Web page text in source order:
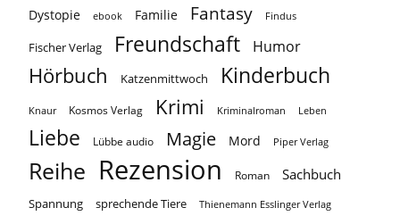
Dystopie ebook Familie Fantasy Findus
Fischer Verlag Freundschaft Humor
Hörbuch Katzenmittwoch Kinderbuch
Knaur Kosmos Verlag Krimi Kriminalroman Leben
Liebe Lübbe audio Magie Mord Piper Verlag
Reihe Rezension Roman Sachbuch
Spannung sprechende Tiere Thienemann Esslinger Verlag